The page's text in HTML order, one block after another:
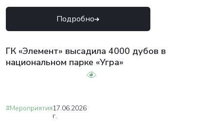
Подробно
ГК «Элемент» высадила 4000 дубов в
национальном парке «Угра»
#Мероприятия17.06.2026
г.